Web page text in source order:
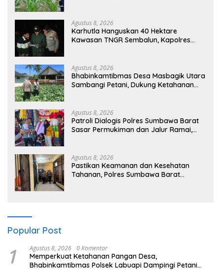
Agustus 8, 2026
Karhutla Hanguskan 40 Hektare
Kawasan TNGR Sembalun, Kapolres
Agustus 8, 2026
Bhabinkamtibmas Desa Masbagik Utara
Sambangi Petani, Dukung Ketahanan
Agustus 8, 2026
Patroli Dialogis Polres Sumbawa Barat
Sasar Permukiman dan Jalur Ramai,
Agustus 8, 2026
Pastikan Keamanan dan Kesehatan
Tahanan, Polres Sumbawa Barat
Popular Post
1 Agustus 8, 2026 0 Komentar
Memperkuat Ketahanan Pangan Desa,
Bhabinkamtibmas Polsek Labuapi Dampingi Petani